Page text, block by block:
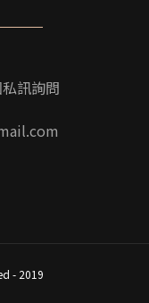
訊詢問
- 2019